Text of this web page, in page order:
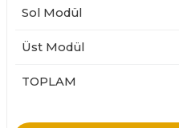
Sol Modül
Üst Modül
TOPLAM